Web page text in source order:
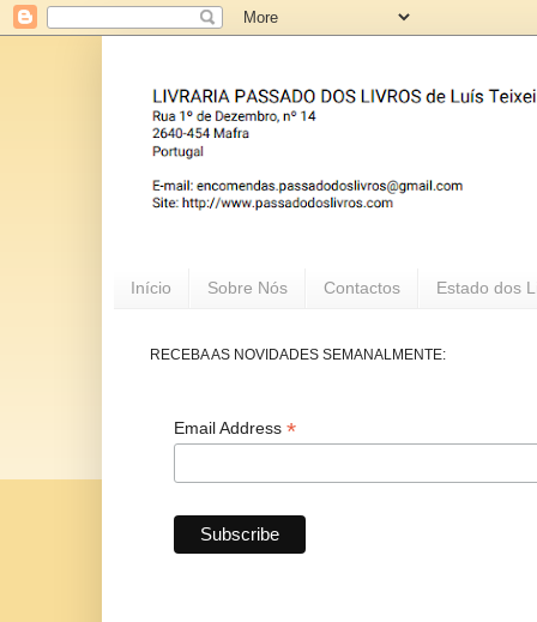
Início Sobre Nós Contactos Estado dos
RECEBA AS NOVIDADES SEMANALMENTE:
Email Address *